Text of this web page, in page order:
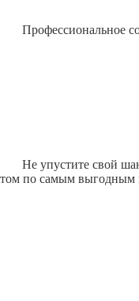
Профессиональное
Не упустите свой
по самым